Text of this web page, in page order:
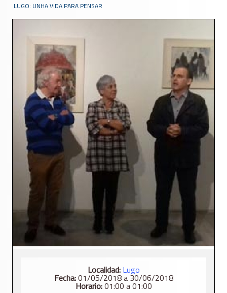
LUGO: UNHA VIDA PARA PENSAR
Localidad: Lugo
Fecha:01/05/2018 a 30/06/2018
Horario:01:00 a 01:00